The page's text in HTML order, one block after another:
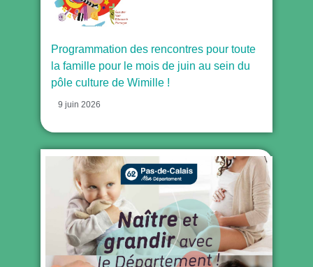
Programmation des rencontres pour toute
la famille pour le mois de juin au sein du
pôle culture de Wimille !
9 juin 2026